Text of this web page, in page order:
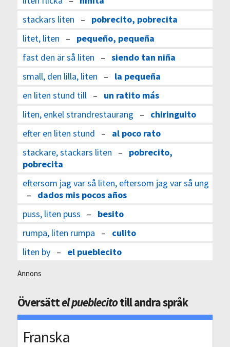
stackars liten – pobrecito, pobrecita
litet, liten – pequeño, pequeña
fast den är så liten – siendo tan niña
small, den lilla, liten – la pequeña
en liten stund till– un ratito más
liten, enkel strandrestaurang – chiringuito
efter en liten stund – al poco rato
stackare, stackars liten – pobrecito,
pobrecita
eftersom jag var så liten, eftersom jag var så ung
– dados mis pocos años
puss, liten puss – besito
rumpa, liten rumpa – culito
liten by– el pueblecito
Annons
Översättel pueblecitotill andra språk
Franska